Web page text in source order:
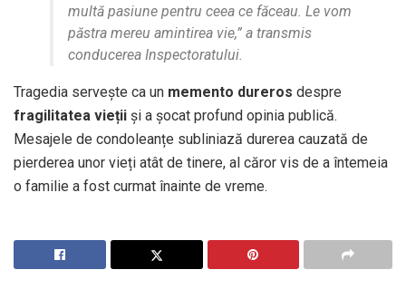
multă pasiune pentru ceea ce făceau. Le vom
păstra mereu amintirea vie,” a transmis
conducerea Inspectoratului.
Tragedia servește ca un memento dureros despre
fragilitatea vieții și a șocat profund opinia publică.
Mesajele de condoleanțe subliniază durerea cauzată de
pierderea unor vieți atât de tinere, al căror vis de a întemeia
o familie a fost curmat înainte de vreme.